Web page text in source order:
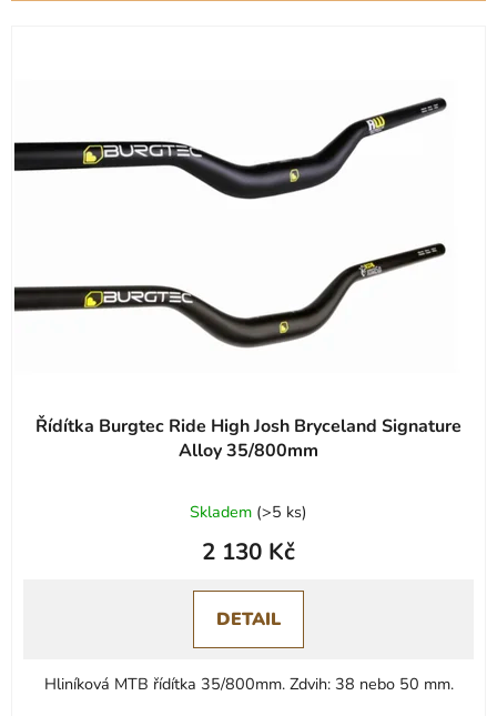
u
s
p
u
Řídítka Burgtec Ride High Josh Bryceland Signature
Alloy 35/800mm
hodnocení
produktu
0,0
z
5
Skladem (>5 ks)
2 130 Kč
DETAIL
Hliníková MTB řídítka 35/800mm. Zdvih: 38 nebo 50 mm.